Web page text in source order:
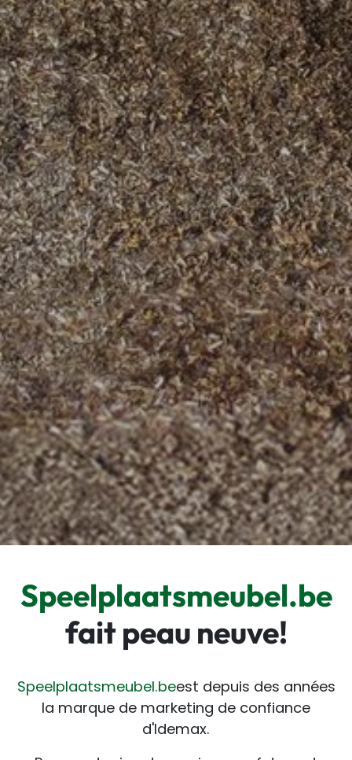
Speelplaatsmeubel.be
fait peau neuve!
Speelplaatsmeubel.beest depuis des années
la marque de marketing de confiance
d'Idemax.